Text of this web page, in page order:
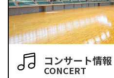
コンサート情報
CONCERT